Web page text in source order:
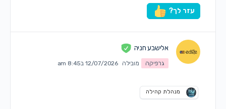
עזר לך?
אלישבע חניה
גרפיקה מובילה 12/07/2026 ב8:45 am
מנהלת קהילה